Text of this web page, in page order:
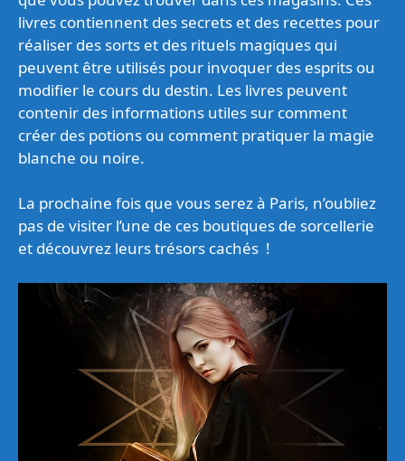
livres contiennent des secrets et des recettes pour
réaliser des sorts et des rituels magiques qui
peuvent être utilisés pour invoquer des esprits ou
modifier le cours du destin. Les livres peuvent
contenir des informations utiles sur comment
créer des potions ou comment pratiquer la magie
blanche ou noire.
La prochaine fois que vous serez à Paris, n’oubliez
pas de visiter l’une de ces boutiques de sorcellerie
et découvrez leurs trésors cachés !